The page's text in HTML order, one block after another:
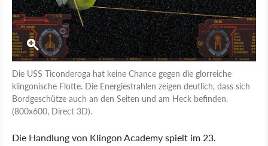
Die USS Ticonderoga hat keine Chance gegen die glorreiche
klingonische Flotte. Die Energiestrahlen zeigen deutlich, dass sich
Bordgeschütze auch an den Seiten und am Heck befinden.
(800x600, Direct 3D).
Die Handlung von Klingon Academy spielt im 23.